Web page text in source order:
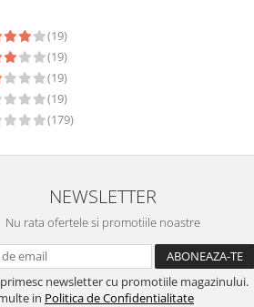
(19)
(19)
(19)
(19)
(179)
NEWSLETTER
Nu rata ofertele si promotiile noastre
newsletter cu promotiile magazinului.
in Politica de Confidentialitate